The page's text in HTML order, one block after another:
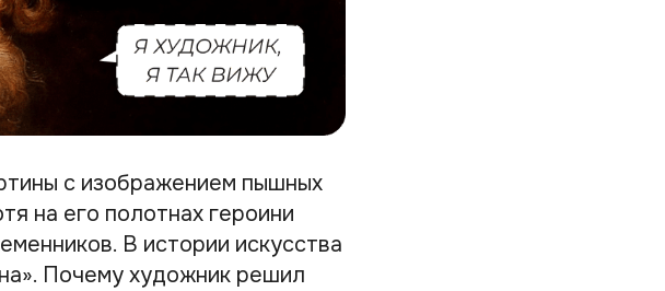
с изображением пышных
на его полотнах героини
В истории искусства
Почему художник решил